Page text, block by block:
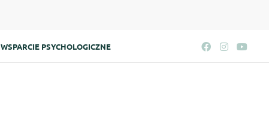
WSPARCIE PSYCHOLOGICZNE